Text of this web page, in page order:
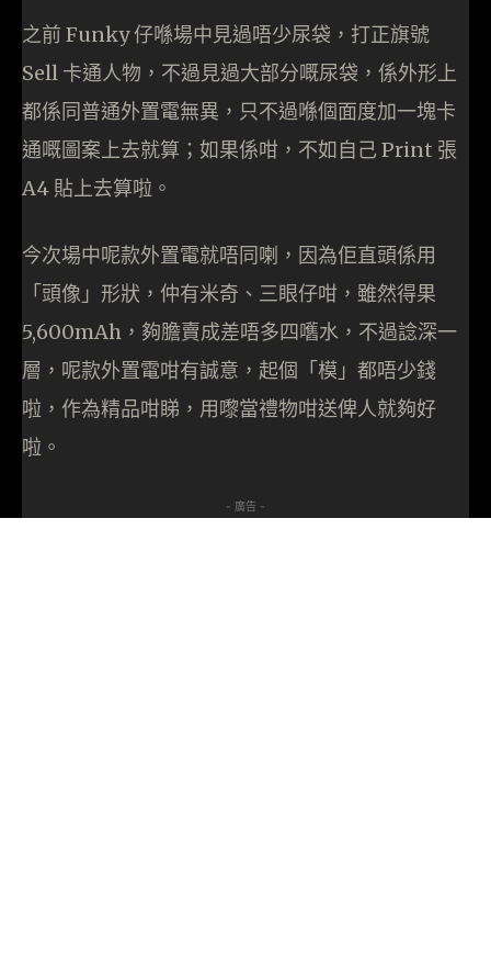
之前 Funky 仔喺場中見過唔少尿袋，打正旗號
Sell 卡通人物，不過見過大部分嘅尿袋，係外形上
都係同普通外置電無異，只不過喺個面度加一塊卡
通嘅圖案上去就算；如果係咁，不如自己 Print 張
A4 貼上去算啦。
今次場中呢款外置電就唔同喇，因為佢直頭係用
「頭像」形狀，仲有米奇、三眼仔咁，雖然得果
5,600mAh，夠膽賣成差唔多四嚿水，不過諗深一
層，呢款外置電咁有誠意，起個「模」都唔少錢
啦，作為精品咁睇，用嚟當禮物咁送俾人就夠好
啦。
- 廣告 -